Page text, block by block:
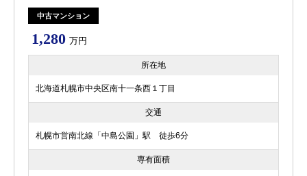
中古マンション
1,280 万円
所在地
北海道札幌市中央区南十一条西１丁目
交通
札幌市営南北線「中島公園」駅 徒歩6分
専有面積